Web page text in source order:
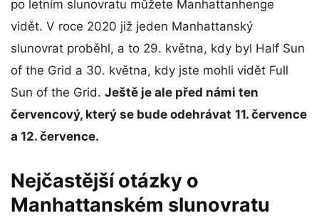
po letním slunovratu můžete Manhattanhenge
vidět. V roce 2020 již jeden Manhattanský
slunovrat proběhl, a to 29. května, kdy byl Half Sun
of the Grid a 30. května, kdy jste mohli vidět Full
Sun of the Grid. Ještě je ale před námi ten
červencový, který se bude odehrávat 11. července
a 12. července.
Nejčastější otázky o
Manhattanském slunovratu